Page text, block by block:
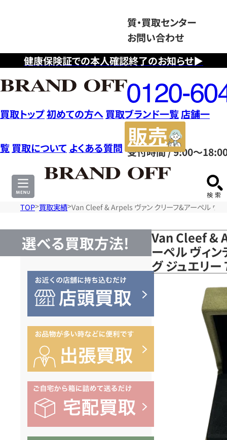
健康保険証での本人確認終了のお知らせ▶
質・買取センター
お問い合わせ
フ
リ
ー
ダ
イ
ヤ
ル
0120604117
受付時間 / 9:00～
買取トップ初めての方へ 買取ブランド一覧店舗一
覧 買取について よくある質問
サ
TOP 買取実績 Van Cleef & Arpels ヴァン クリーフ&アーペル ヴ
選べる買取方法!
Van Cleef &
ーペル ヴィ
グ ジュエリ